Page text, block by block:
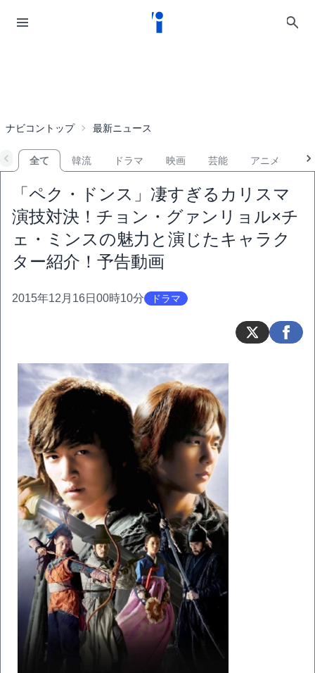
ナビコントップ 最新ニュース
全て 韓流 ドラマ 映画 芸能 アニメ
「ペク・ドンス」凄すぎるカリスマ
演技対決！チョン・グァンリョル×チ
ェ・ミンスの魅力と演じたキャラク
ター紹介！予告動画
2015年12月16日00時10分 ドラマ